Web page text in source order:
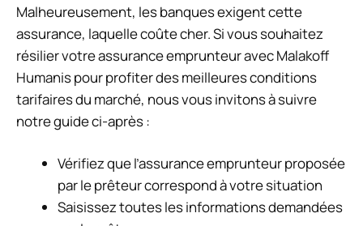
Malheureusement, les banques exigent cette
assurance, laquelle coûte cher. Si vous souhaitez
résilier votre assurance emprunteur avec Malakoff
Humanis pour profiter des meilleures conditions
tarifaires du marché, nous vous invitons à suivre
notre guide ci-après :
Vérifiez que l’assurance emprunteur proposée
par le prêteur correspond à votre situation
Saisissez toutes les informations demandées